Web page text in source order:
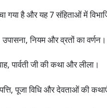
गया है और यह 7 संहिताओं में
उपासना, नियम और व्रतों का वर्णन।
पार्वती जी की कथा और लीला।
पूजा विधि और देवताओं की